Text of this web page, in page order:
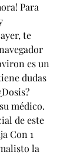
Para
te
es un
dudas
médico.
de este
Con 1
la